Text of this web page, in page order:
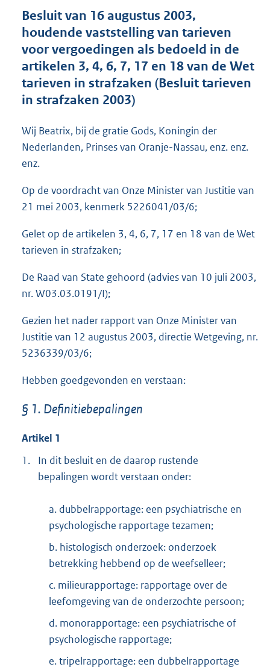
n
d
s
g
o
o
:
4
b
Besluit van 16 augustus 2003,
houdende vaststelling van tarieven
voor vergoedingen als bedoeld in de
artikelen 3, 4, 6, 7, 17 en 18 van de Wet
tarieven in strafzaken (Besluit tarieven
in strafzaken 2003)
Wij Beatrix, bij de gratie Gods, Koningin der
Nederlanden, Prinses van Oranje-Nassau, enz. enz.
enz.
Op de voordracht van Onze Minister van Justitie van
21 mei 2003, kenmerk 5226041/03/6;
Gelet op de artikelen 3, 4, 6, 7, 17 en 18 van de Wet
tarieven in strafzaken;
De Raad van State gehoord (advies van 10 juli 2003,
nr. W03.03.0191/I);
Gezien het nader rapport van Onze Minister van
Justitie van 12 augustus 2003, directie Wetgeving, nr.
5236339/03/6;
Hebben goedgevonden en verstaan:
§ 1. Definitiebepalingen
Artikel 1
1.
In dit besluit en de daarop rustende
bepalingen wordt verstaan onder:
a. dubbelrapportage: een psychiatrische en
psychologische rapportage tezamen;
b. histologisch onderzoek: onderzoek
betrekking hebbend op de weefselleer;
c. milieurapportage: rapportage over de
leefomgeving van de onderzochte persoon;
d. monorapportage: een psychiatrische of
psychologische rapportage;
e. tripelrapportage: een dubbelrapportage